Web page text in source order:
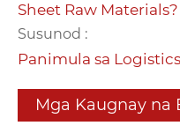
Sheet Raw Materials?
Susunod :
Panimula sa
Mga Kaugnay na